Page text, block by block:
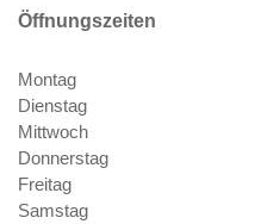
Öffnungszeiten
Montag
Dienstag
Mittwoch
Donnerstag
Freitag
Samstag